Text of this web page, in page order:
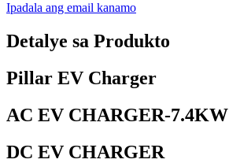
Ipadala ang email kanamo
Detalye sa Produkto
Pillar EV Charger
AC EV CHARGER-7.4KW
DC EV CHARGER